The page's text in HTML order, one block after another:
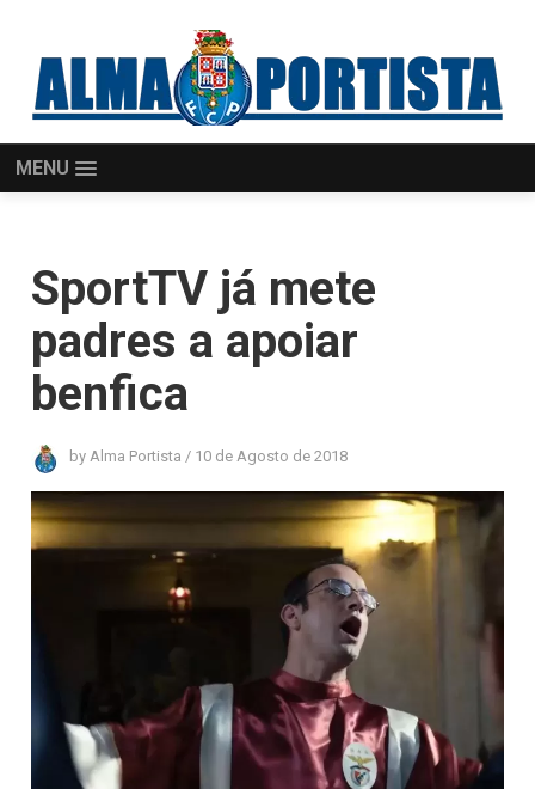
MENU
SportTV já mete
padres a apoiar
benfica
byAlma Portista / 10 de Agosto de 2018